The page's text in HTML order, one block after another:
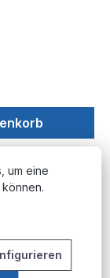
sind
um eine